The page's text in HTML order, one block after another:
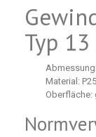
Typ
Material:
Oberfläche: